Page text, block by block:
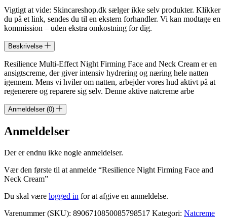
Vigtigt at vide: Skincareshop.dk sælger ikke selv produkter. Klikker
du på et link, sendes du til en ekstern forhandler. Vi kan modtage en
kommission – uden ekstra omkostning for dig.
Beskrivelse
Resilience Multi-Effect Night Firming Face and Neck Cream er en
ansigtscreme, der giver intensiv hydrering og næring hele natten
igennem. Mens vi hviler om natten, arbejder vores hud aktivt på at
regenerere og reparere sig selv. Denne aktive natcreme arbe
Anmeldelser (0)
Anmeldelser
Der er endnu ikke nogle anmeldelser.
Vær den første til at anmelde “Resilience Night Firming Face and
Neck Cream”
Du skal være logged in for at afgive en anmeldelse.
Varenummer (SKU): 8906710850085798517 Kategori: Natcreme